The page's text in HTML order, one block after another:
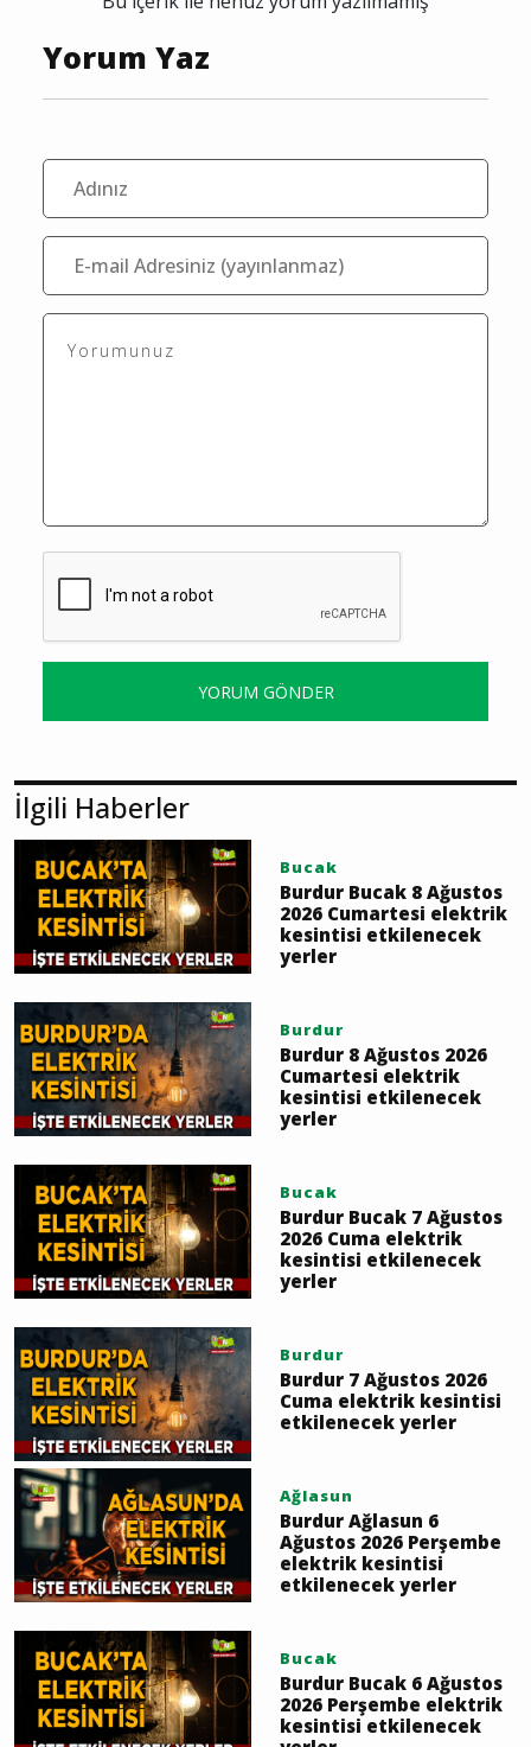
Yorum Yaz
YORUM GÖNDER
İlgili Haberler
Bucak
Burdur Bucak 8 Ağustos
2026 Cumartesi elektrik
kesintisi etkilenecek
yerler
Burdur
Burdur 8 Ağustos 2026
Cumartesi elektrik
kesintisi etkilenecek
yerler
Bucak
Burdur Bucak 7 Ağustos
2026 Cuma elektrik
kesintisi etkilenecek
yerler
Burdur
Burdur 7 Ağustos 2026
Cuma elektrik kesintisi
etkilenecek yerler
Ağlasun
Burdur Ağlasun 6
Ağustos 2026 Perşembe
elektrik kesintisi
etkilenecek yerler
Bucak
Burdur Bucak 6 Ağustos
2026 Perşembe elektrik
kesintisi etkilenecek